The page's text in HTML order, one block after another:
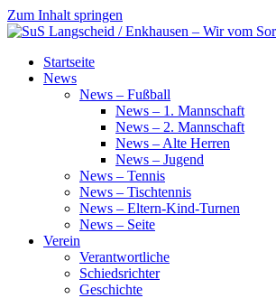
Zum Inhalt springen
SuS
Langscheid
Startseite
News
News – Fußball
News – 1. Mannschaft
News – 2. Mannschaft
News – Alte Herren
News – Jugend
News – Tennis
News – Tischtennis
News – Eltern-Kind-Turnen
News – Seite
Verein
Verantwortliche
Schiedsrichter
Geschichte